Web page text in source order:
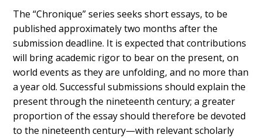
The “Chronique” series seeks short essays, to be
published approximately two months after the
submission deadline. It is expected that contributions
will bring academic rigor to bear on the present, on
world events as they are unfolding, and no more than
a year old. Successful submissions should explain the
present through the nineteenth century; a greater
proportion of the essay should therefore be devoted
to the nineteenth century—with relevant scholarly